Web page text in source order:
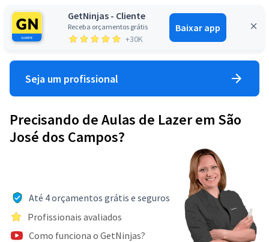
GetNinjas - Cliente
Receba orçamentos grátis
+30K
Baixar app
Entrar
Seja um profissional
Precisando de Aulas de Lazer em São
José dos Campos?
Até 4 orçamentos grátis e seguros
Profissionais avaliados
Como funciona o GetNinjas?